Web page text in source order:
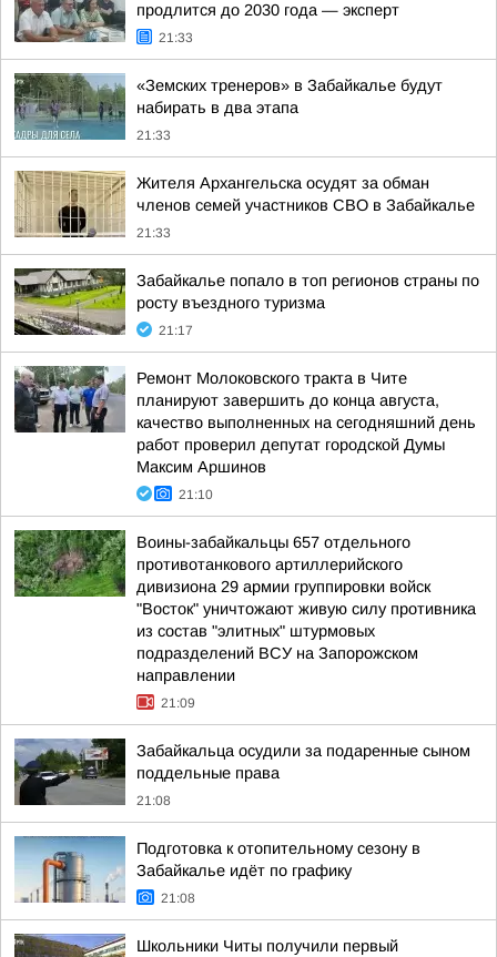
продлится до 2030 года — эксперт
21:33
«Земских тренеров» в Забайкалье будут
набирать в два этапа
21:33
Жителя Архангельска осудят за обман
членов семей участников СВО в Забайкалье
21:33
Забайкалье попало в топ регионов страны по
росту въездного туризма
21:17
Ремонт Молоковского тракта в Чите
планируют завершить до конца августа,
качество выполненных на сегодняшний день
работ проверил депутат городской Думы
Максим Аршинов
21:10
Воины-забайкальцы 657 отдельного
противотанкового артиллерийского
дивизиона 29 армии группировки войск
"Восток" уничтожают живую силу противника
из состав "элитных" штурмовых
подразделений ВСУ на Запорожском
направлении
21:09
Забайкальца осудили за подаренные сыном
поддельные права
21:08
Подготовка к отопительному сезону в
Забайкалье идёт по графику
21:08
Школьники Читы получили первый